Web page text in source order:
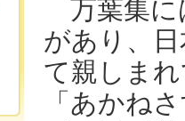
万葉集に
があり、
て親しま
「あかね